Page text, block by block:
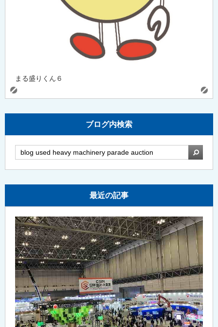
まる盛りくん６
ブログ内検索
検索
最近の記事